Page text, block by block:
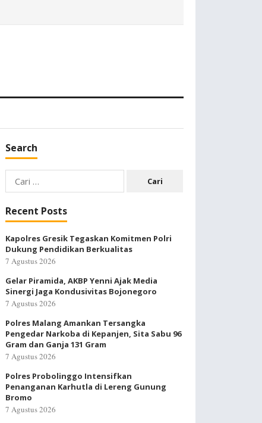
Search
Cari
untuk:
Recent Posts
Kapolres Gresik Tegaskan Komitmen Polri
Dukung Pendidikan Berkualitas
7 Agustus 2026
Gelar Piramida, AKBP Yenni Ajak Media
Sinergi Jaga Kondusivitas Bojonegoro
7 Agustus 2026
Polres Malang Amankan Tersangka
Pengedar Narkoba di Kepanjen, Sita Sabu 96
Gram dan Ganja 131 Gram
7 Agustus 2026
Polres Probolinggo Intensifkan
Penanganan Karhutla di Lereng Gunung
Bromo
7 Agustus 2026